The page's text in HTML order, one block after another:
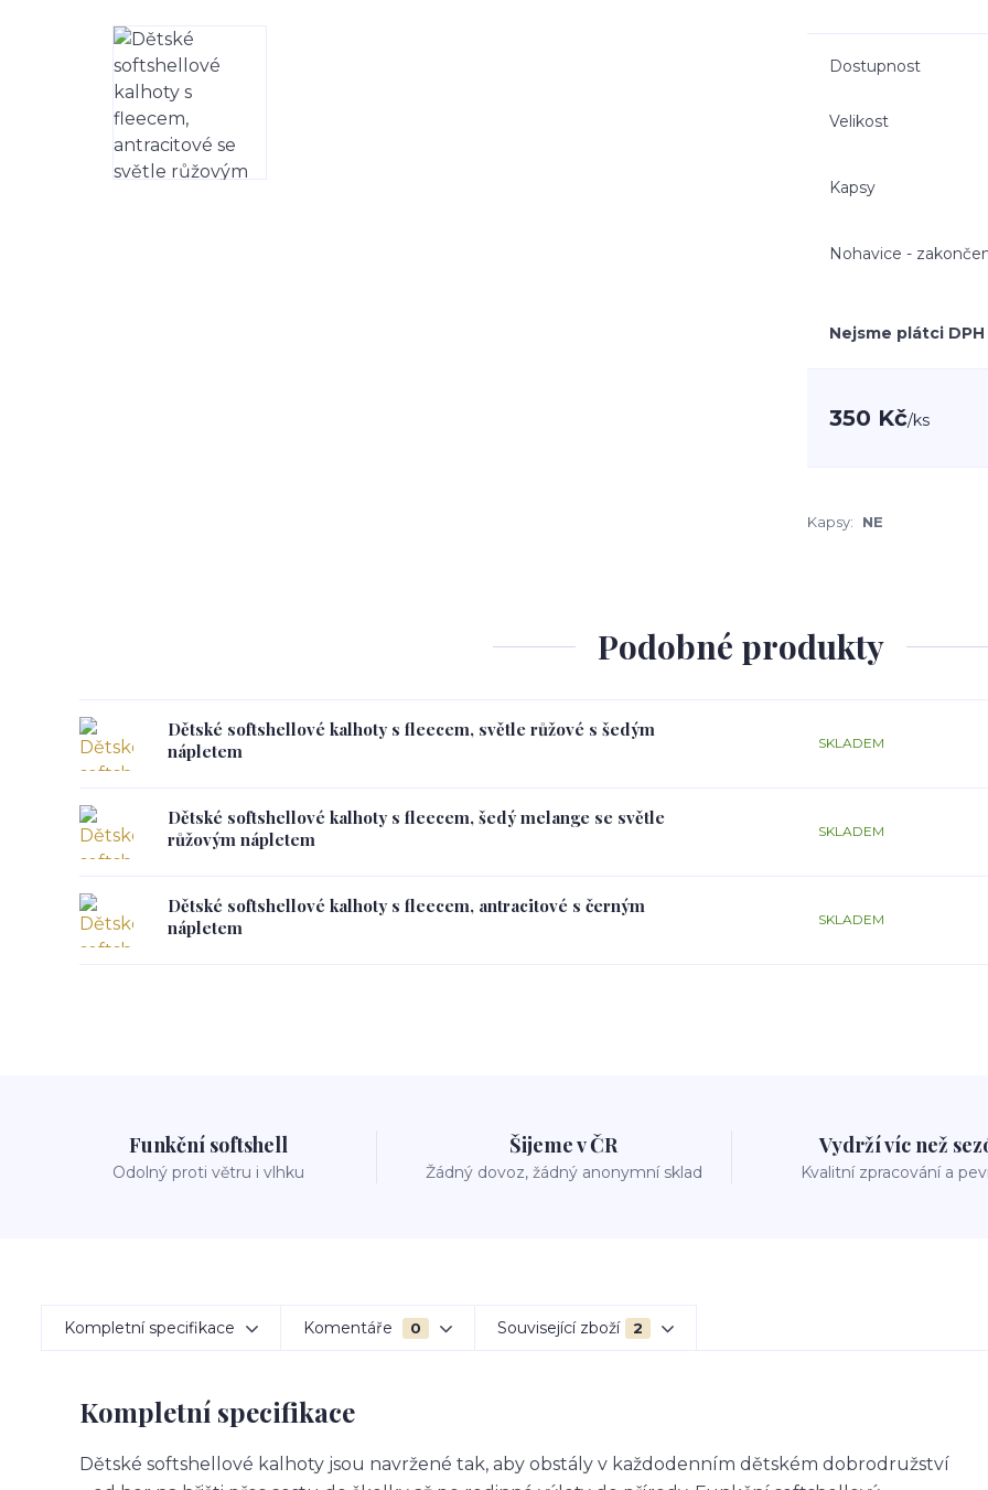
Dostupnost
Velikost
Kapsy
Nohavice -
Nejsme plátci DPH
350 Kč/ks
Kapsy: NE
Podobné produkty
Dětské softshellové kalhoty s fleecem, světle růžové s šedým
nápletem
SKLADEM
Dětské softshellové kalhoty s fleecem, šedý melange se světle
růžovým nápletem
SKLADEM
Dětské softshellové kalhoty s fleecem, antracitové s černým
nápletem
SKLADEM
Funkční softshell
Odolný proti větru i vlhku
Šijeme v ČR
Žádný dovoz, žádný anonymní sklad
Vydrží víc než
Kvalitní zpracování a
Kompletní specifikace Komentáře 0 Související zboží 2
Kompletní specifikace
Dětské softshellové kalhoty jsou navržené tak, aby obstály v každodenním dětském dobrodružství